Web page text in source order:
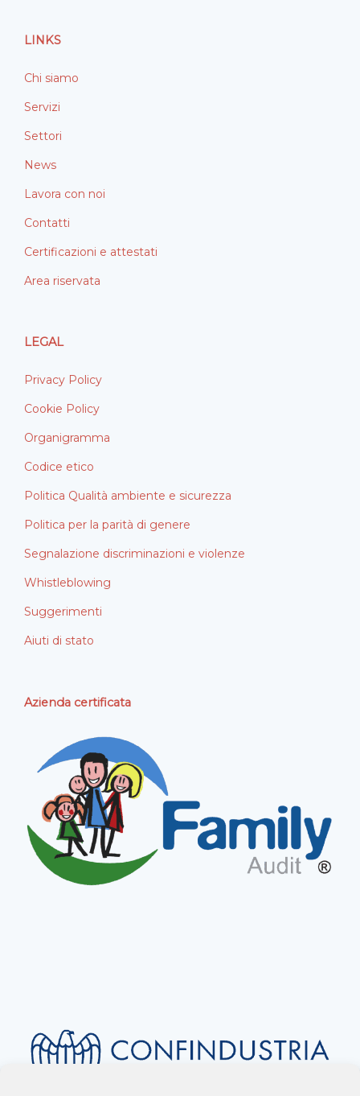
k
LINKS
Chi siamo
Servizi
Settori
News
Lavora con noi
Contatti
Certificazioni e attestati
Area riservata
LEGAL
Privacy Policy
Cookie Policy
Organigramma
Codice etico
Politica Qualità ambiente e sicurezza
Politica per la parità di genere
Segnalazione discriminazioni e violenze
Whistleblowing
Suggerimenti
Aiuti di stato
Azienda certificata